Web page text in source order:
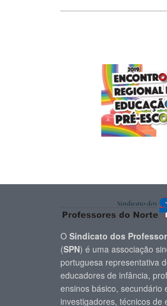
O Sindicato dos
(SPN) é uma associação
portuguesa representativa
educadores de infância,
ensinos básico, secundário
investigadores, técnicos de